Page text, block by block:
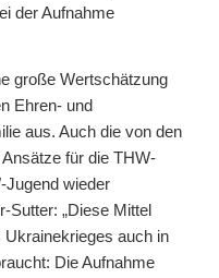
der Aufnahme
große Wertschätzung
Ehren- und
aus. Auch die von den
für die THW-
Jugend wieder
Sutter: „Diese Mittel
auch in
Die Aufnahme